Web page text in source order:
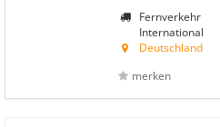
Fernverkehr
International
Deutschland
merken